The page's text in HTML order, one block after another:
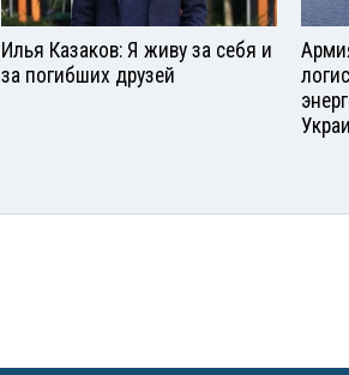
Илья Казаков: Я живу за себя и
за погибших друзей